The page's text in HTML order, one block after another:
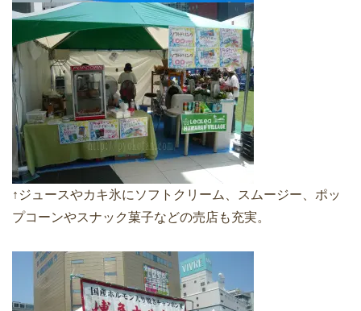
↑ジュースやカキ氷にソフトクリーム、スムージー、ポッ
プコーンやスナック菓子などの売店も充実。